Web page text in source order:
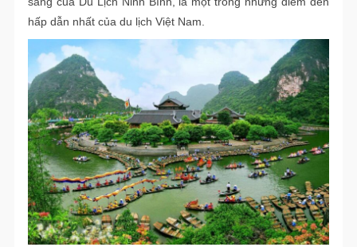
hấp dẫn nhất của du lịch Việt Nam.